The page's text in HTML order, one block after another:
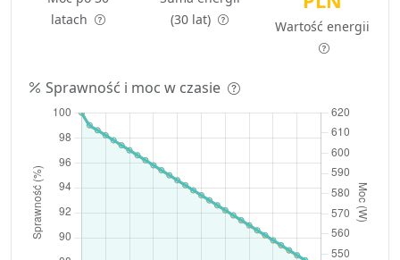
latach
(30 lat)
Wartość energii
Sprawność i moc w czasie